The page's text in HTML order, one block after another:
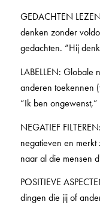
GEDACHTEN
denken zonder
gedachten. “Hij
LABELLEN:
anderen toekennen
“Ik ben
NEGATIEF
negatieven en
naar al die mensen
POSITIEVE
dingen die jij of